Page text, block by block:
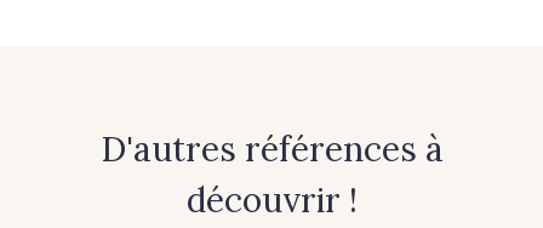
D'autres références à
découvrir !